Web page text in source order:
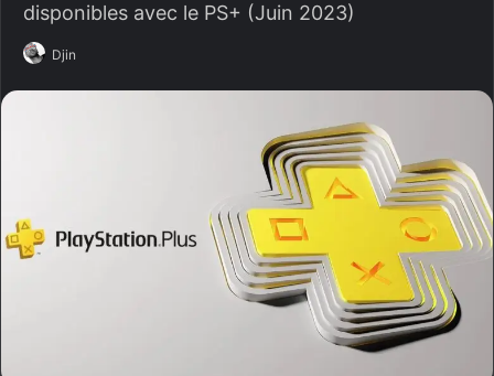
disponibles avec le PS+ (Juin 2023)
Djin